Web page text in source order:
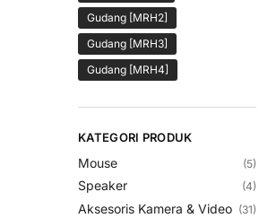
Gudang [MRH2]
Gudang [MRH3]
Gudang [MRH4]
KATEGORI PRODUK
Mouse (5)
Speaker (4)
Aksesoris Kamera & Video (31)